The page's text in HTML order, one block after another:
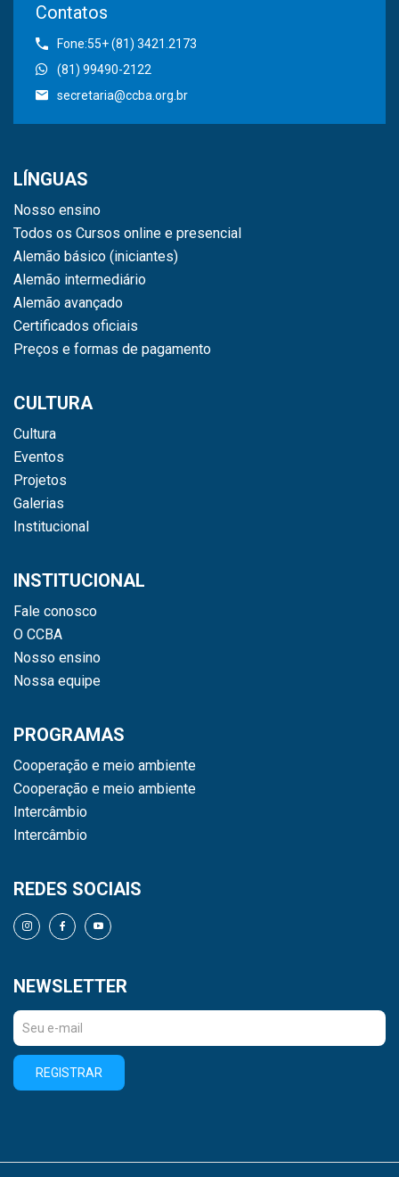
Contatos
Fone:55+ (81) 3421.2173
(81) 99490-2122
secretaria@ccba.org.br
LÍNGUAS
Nosso ensino
Todos os Cursos online e presencial
Alemão básico (iniciantes)
Alemão intermediário
Alemão avançado
Certificados oficiais
Preços e formas de pagamento
CULTURA
Cultura
Eventos
Projetos
Galerias
Institucional
INSTITUCIONAL
Fale conosco
O CCBA
Nosso ensino
Nossa equipe
PROGRAMAS
Cooperação e meio ambiente
Cooperação e meio ambiente
Intercâmbio
Intercâmbio
REDES SOCIAIS
NEWSLETTER
REGISTRAR